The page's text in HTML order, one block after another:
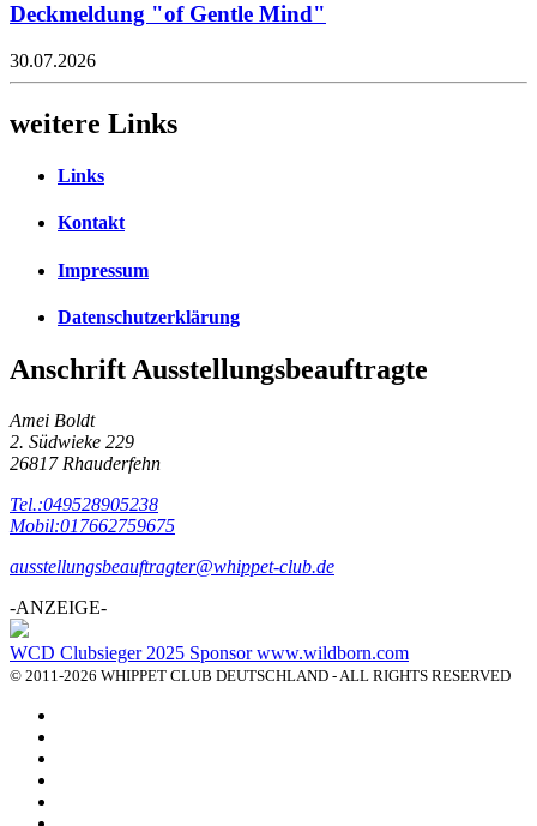
Deckmeldung "of Gentle Mind"
30.07.2026
weitere Links
Links
Kontakt
Impressum
Datenschutzerklärung
Anschrift Ausstellungsbeauftragte
Amei Boldt
2. Südwieke 229
26817 Rhauderfehn
Tel.:049528905238
Mobil:017662759675
ausstellungsbeauftragter@whippet-club.de
-ANZEIGE-
WCD Clubsieger 2025 Sponsor www.wildborn.com
© 2011-2026 WHIPPET CLUB DEUTSCHLAND - ALL RIGHTS RESERVED